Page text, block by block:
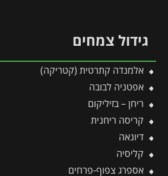
גידול צמחים
אלמנדה קתרטית (קטריקה)
אפטניה לבובה
ריחן – בזיליקום
קריסה ריחנית
דיונאה
קליסיה
אספרג צפוף-פרחים